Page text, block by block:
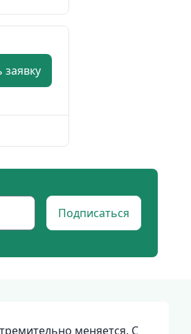
заявку
Подписаться
меняется. С